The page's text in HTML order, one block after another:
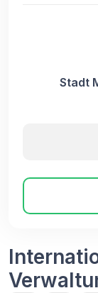
Stadt